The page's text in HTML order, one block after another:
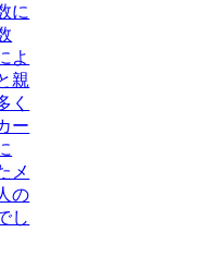
に
よ
親
く
ー
メ
の
し